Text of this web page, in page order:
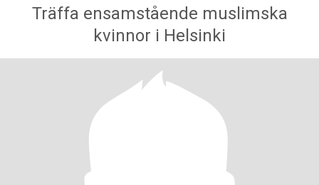
Träffa ensamstående muslimska
kvinnor i Helsinki